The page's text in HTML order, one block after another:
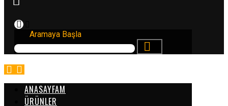
Aramaya Başla
ANASAYFAM
ÜRÜNLER